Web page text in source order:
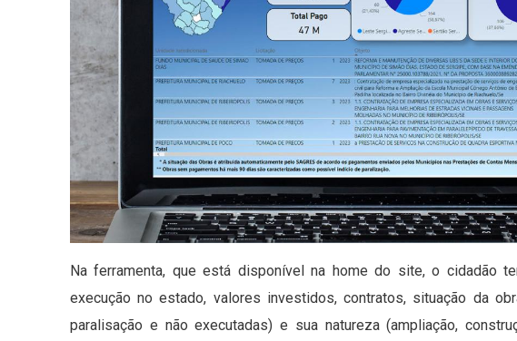
Na ferramenta, que está disponível na home do site, o cidadão
execução no estado, valores investidos, contratos, situação da
paralisação e não executadas) e sua natureza (ampliação,